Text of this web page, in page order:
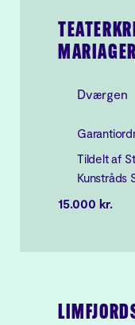
Dværgen
Tildelt af
Kunstråds
15.000 kr.